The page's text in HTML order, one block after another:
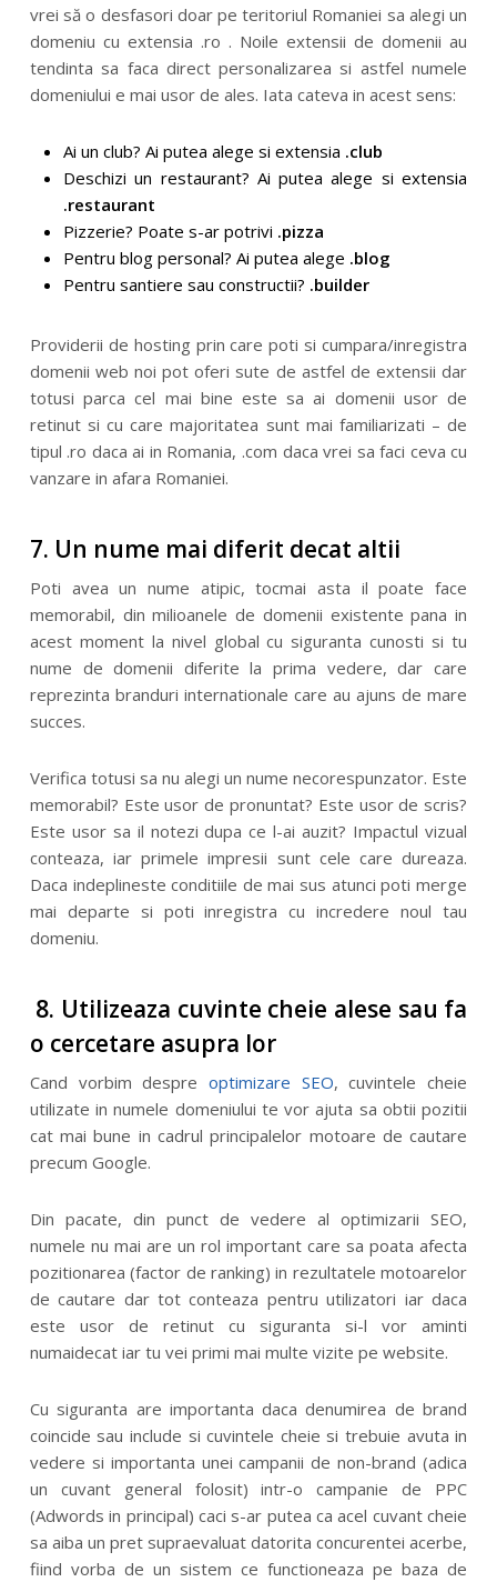
vrei să o desfasori doar pe teritoriul Romaniei sa alegi un
domeniu cu extensia .ro . Noile extensii de domenii au
tendinta sa faca direct personalizarea si astfel numele
domeniului e mai usor de ales. Iata cateva in acest sens:
Ai un club? Ai putea alege si extensia .club
Deschizi un restaurant? Ai putea alege si extensia
.restaurant
Pizzerie? Poate s-ar potrivi .pizza
Pentru blog personal? Ai putea alege .blog
Pentru santiere sau constructii? .builder
Providerii de hosting prin care poti si cumpara/inregistra
domenii web noi pot oferi sute de astfel de extensii dar
totusi parca cel mai bine este sa ai domenii usor de
retinut si cu care majoritatea sunt mai familiarizati – de
tipul .ro daca ai in Romania, .com daca vrei sa faci ceva cu
vanzare in afara Romaniei.
7. Un nume mai diferit decat altii
Poti avea un nume atipic, tocmai asta il poate face
memorabil, din milioanele de domenii existente pana in
acest moment la nivel global cu siguranta cunosti si tu
nume de domenii diferite la prima vedere, dar care
reprezinta branduri internationale care au ajuns de mare
succes.
Verifica totusi sa nu alegi un nume necorespunzator. Este
memorabil? Este usor de pronuntat? Este usor de scris?
Este usor sa il notezi dupa ce l-ai auzit? Impactul vizual
conteaza, iar primele impresii sunt cele care dureaza.
Daca indeplineste conditiile de mai sus atunci poti merge
mai departe si poti inregistra cu incredere noul tau
domeniu.
8. Utilizeaza cuvinte cheie alese sau fa
o cercetare asupra lor
Cand vorbim despre optimizare SEO, cuvintele cheie
utilizate in numele domeniului te vor ajuta sa obtii pozitii
cat mai bune in cadrul principalelor motoare de cautare
precum Google.
Din pacate, din punct de vedere al optimizarii SEO,
numele nu mai are un rol important care sa poata afecta
pozitionarea (factor de ranking) in rezultatele motoarelor
de cautare dar tot conteaza pentru utilizatori iar daca
este usor de retinut cu siguranta si-l vor aminti
numaidecat iar tu vei primi mai multe vizite pe website.
Cu siguranta are importanta daca denumirea de brand
coincide sau include si cuvintele cheie si trebuie avuta in
vedere si importanta unei campanii de non-brand (adica
un cuvant general folosit) intr-o campanie de PPC
(Adwords in principal) caci s-ar putea ca acel cuvant cheie
sa aiba un pret supraevaluat datorita concurentei acerbe,
fiind vorba de un sistem ce functioneaza pe baza de